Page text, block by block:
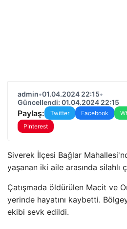
admin•01.04.2024 22:15•
Güncellendi: 01.04.2024 22:15
Paylaş: Twitter Facebook
Pinterest
Siverek İlçesi Bağlar
yaşanan iki aile arasında silahlı
Çatışmada öldürülen Macit ve
yerinde hayatını kaybetti.
ekibi sevk edildi.